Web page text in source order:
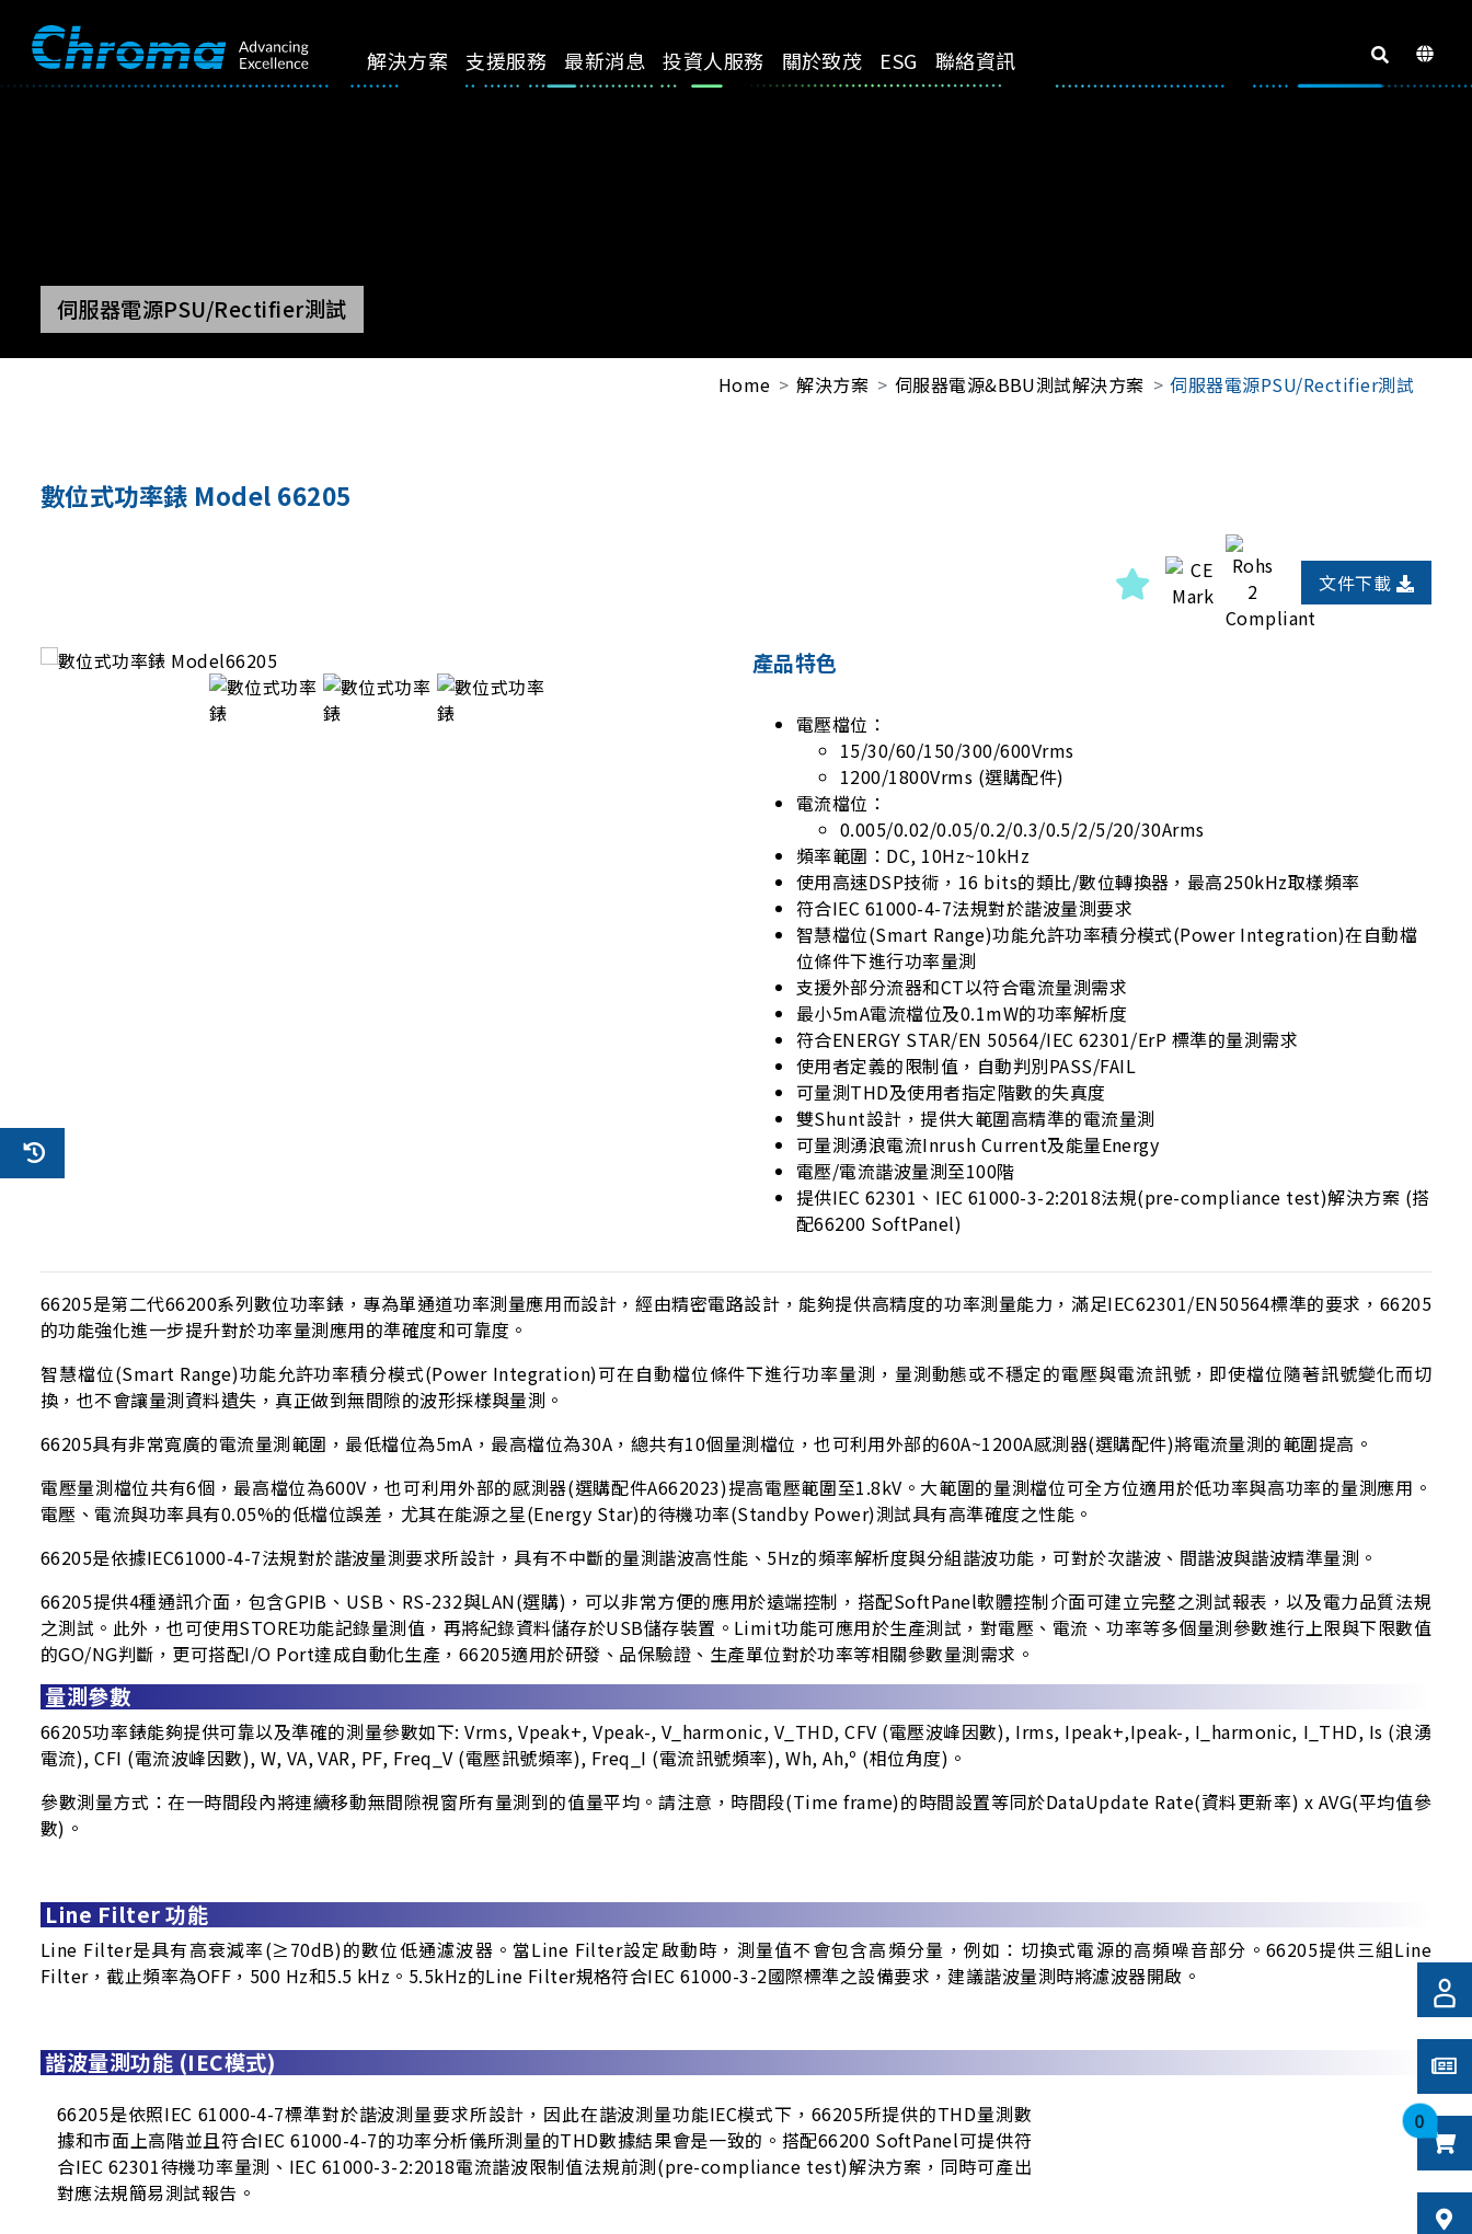
解決方案 支援服務 最新消息 投資人服務 關於致茂 ESG 聯絡資訊
0
伺服器電源PSU/Rectifier測試
Home 解決方案 伺服器電源&BBU測試解決方案 伺服器電源PSU/Rectifier測試
數位式功率錶 Model 66205
文件下載
產品特色
電壓檔位：
15/30/60/150/300/600Vrms
1200/1800Vrms (選購配件)
電流檔位：
0.005/0.02/0.05/0.2/0.3/0.5/2/5/20/30Arms
頻率範圍：DC, 10Hz~10kHz
使用高速DSP技術，16 bits的類比/數位轉換器，最高250kHz取樣頻率
符合IEC 61000-4-7法規對於諧波量測要求
智慧檔位(Smart Range)功能允許功率積分模式(Power Integration)在自動檔
位條件下進行功率量測
支援外部分流器和CT以符合電流量測需求
最小5mA電流檔位及0.1mW的功率解析度
符合ENERGY STAR/EN 50564/IEC 62301/ErP 標準的量測需求
使用者定義的限制值，自動判別PASS/FAIL
可量測THD及使用者指定階數的失真度
雙Shunt設計，提供大範圍高精準的電流量測
可量測湧浪電流Inrush Current及能量Energy
電壓/電流諧波量測至100階
提供IEC 62301、IEC 61000-3-2:2018法規(pre-compliance test)解決方案 (搭
配66200 SoftPanel)
66205是第二代66200系列數位功率錶，專為單通道功率測量應用而設計，經由精密電路設計，能夠提供高精度的功率測量能力，滿足IEC62301/EN50564標準的要求，66205
的功能強化進一步提升對於功率量測應用的準確度和可靠度。
智慧檔位(Smart Range)功能允許功率積分模式(Power Integration)可在自動檔位條件下進行功率量測，量測動態或不穩定的電壓與電流訊號，即使檔位隨著訊號變化而切
換，也不會讓量測資料遺失，真正做到無間隙的波形採樣與量測。
66205具有非常寬廣的電流量測範圍，最低檔位為5mA，最高檔位為30A，總共有10個量測檔位，也可利用外部的60A~1200A感測器(選購配件)將電流量測的範圍提高。
電壓量測檔位共有6個，最高檔位為600V，也可利用外部的感測器(選購配件A662023)提高電壓範圍至1.8kV。大範圍的量測檔位可全方位適用於低功率與高功率的量測應用。
電壓、電流與功率具有0.05%的低檔位誤差，尤其在能源之星(Energy Star)的待機功率(Standby Power)測試具有高準確度之性能。
66205是依據IEC61000-4-7法規對於諧波量測要求所設計，具有不中斷的量測諧波高性能、5Hz的頻率解析度與分組諧波功能，可對於次諧波、間諧波與諧波精準量測。
66205提供4種通訊介面，包含GPIB、USB、RS-232與LAN(選購)，可以非常方便的應用於遠端控制，搭配SoftPanel軟體控制介面可建立完整之測試報表，以及電力品質法規
之測試。此外，也可使用STORE功能記錄量測值，再將紀錄資料儲存於USB儲存裝置。Limit功能可應用於生產測試，對電壓、電流、功率等多個量測參數進行上限與下限數值
的GO/NG判斷，更可搭配I/O Port達成自動化生產，66205適用於研發、品保驗證、生產單位對於功率等相關參數量測需求。
量測參數
66205功率錶能夠提供可靠以及準確的測量參數如下: Vrms, Vpeak+, Vpeak-, V_harmonic, V_THD, CFV (電壓波峰因數), Irms, Ipeak+,Ipeak-, I_harmonic, I_THD, Is (浪湧
電流), CFI (電流波峰因數), W, VA, VAR, PF, Freq_V (電壓訊號頻率), Freq_I (電流訊號頻率), Wh, Ah,º (相位角度)。
參數測量方式：在一時間段內將連續移動無間隙視窗所有量測到的值量平均。請注意，時間段(Time frame)的時間設置等同於DataUpdate Rate(資料更新率) x AVG(平均值參
數)。
Line Filter 功能
Line Filter是具有高衰減率(≥70dB)的數位低通濾波器。當Line Filter設定啟動時，測量值不會包含高頻分量，例如：切換式電源的高頻噪音部分。66205提供三組Line
Filter，截止頻率為OFF，500 Hz和5.5 kHz。5.5kHz的Line Filter規格符合IEC 61000-3-2國際標準之設備要求，建議諧波量測時將濾波器開啟。
諧波量測功能 (IEC模式)
66205是依照IEC 61000-4-7標準對於諧波測量要求所設計，因此在諧波測量功能IEC模式下，66205所提供的THD量測數
據和市面上高階並且符合IEC 61000-4-7的功率分析儀所測量的THD數據結果會是一致的。搭配66200 SoftPanel可提供符
合IEC 62301待機功率量測、IEC 61000-3-2:2018電流諧波限制值法規前測(pre-compliance test)解決方案，同時可產出
對應法規簡易測試報告。